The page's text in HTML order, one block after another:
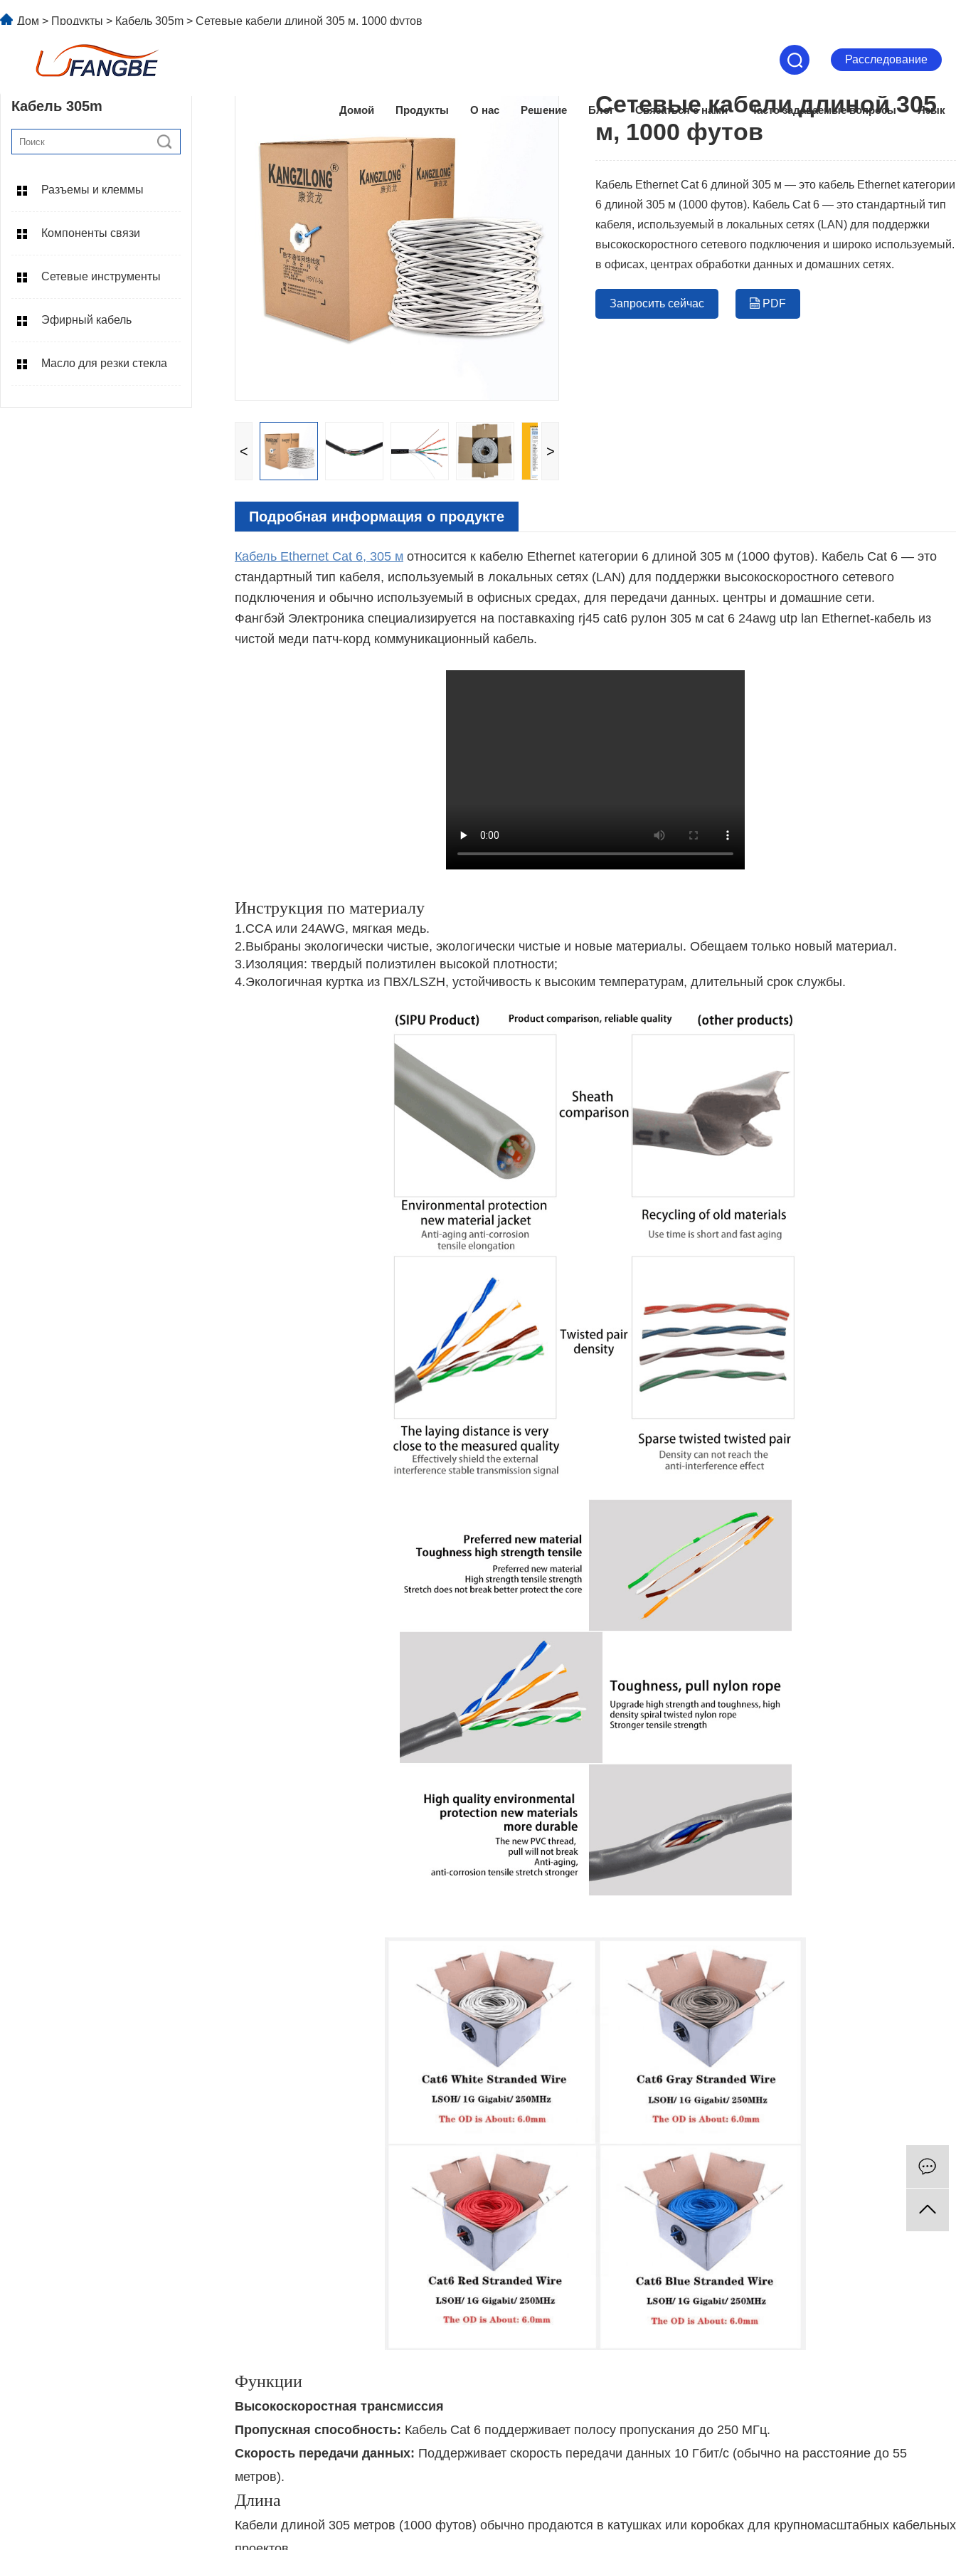
Расследование
Домой Продукты О нас Решение Блог Связаться с нами Часто задаваемые вопросы Язык
Дом > Продукты > Кабель 305m > Сетевые кабели длиной 305 м, 1000 футов
Кабель 305m
Разъемы и клеммы
Компоненты связи
Сетевые инструменты
Эфирный кабель
Масло для резки стекла
< >
Сетевые кабели длиной 305
м, 1000 футов
Кабель Ethernet Cat 6 длиной 305 м — это кабель Ethernet категории
6 длиной 305 м (1000 футов). Кабель Cat 6 — это стандартный тип
кабеля, используемый в локальных сетях (LAN) для поддержки
высокоскоростного сетевого подключения и широко используемый.
в офисах, центрах обработки данных и домашних сетях.
Запросить сейчас PDF
Подробная информация о продукте
Кабель Ethernet Cat 6, 305 м относится к кабелю Ethernet категории 6 длиной 305 м (1000 футов). Кабель Cat 6 — это
стандартный тип кабеля, используемый в локальных сетях (LAN) для поддержки высокоскоростного сетевого
подключения и обычно используемый в офисных средах, для передачи данных. центры и домашние сети.
Фангбэй Электроника специализируется на поставкахing rj45 cat6 рулон 305 м cat 6 24awg utp lan Ethernet-кабель из
чистой меди патч-корд коммуникационный кабель.
Инструкция по материалу
1.CCA или 24AWG, мягкая медь.
2.Выбраны экологически чистые, экологически чистые и новые материалы. Обещаем только новый материал.
3.Изоляция: твердый полиэтилен высокой плотности;
4.Экологичная куртка из ПВХ/LSZH, устойчивость к высоким температурам, длительный срок службы.
Функции
Высокоскоростная трансмиссия
Пропускная способность: Кабель Cat 6 поддерживает полосу пропускания до 250 МГц.
Скорость передачи данных: Поддерживает скорость передачи данных 10 Гбит/с (обычно на расстояние до 55
метров).
Длина
Кабели длиной 305 метров (1000 футов) обычно продаются в катушках или коробках для крупномасштабных кабельных